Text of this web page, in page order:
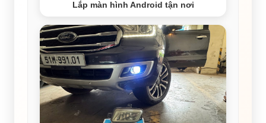
Lắp màn hình Android tận nơi